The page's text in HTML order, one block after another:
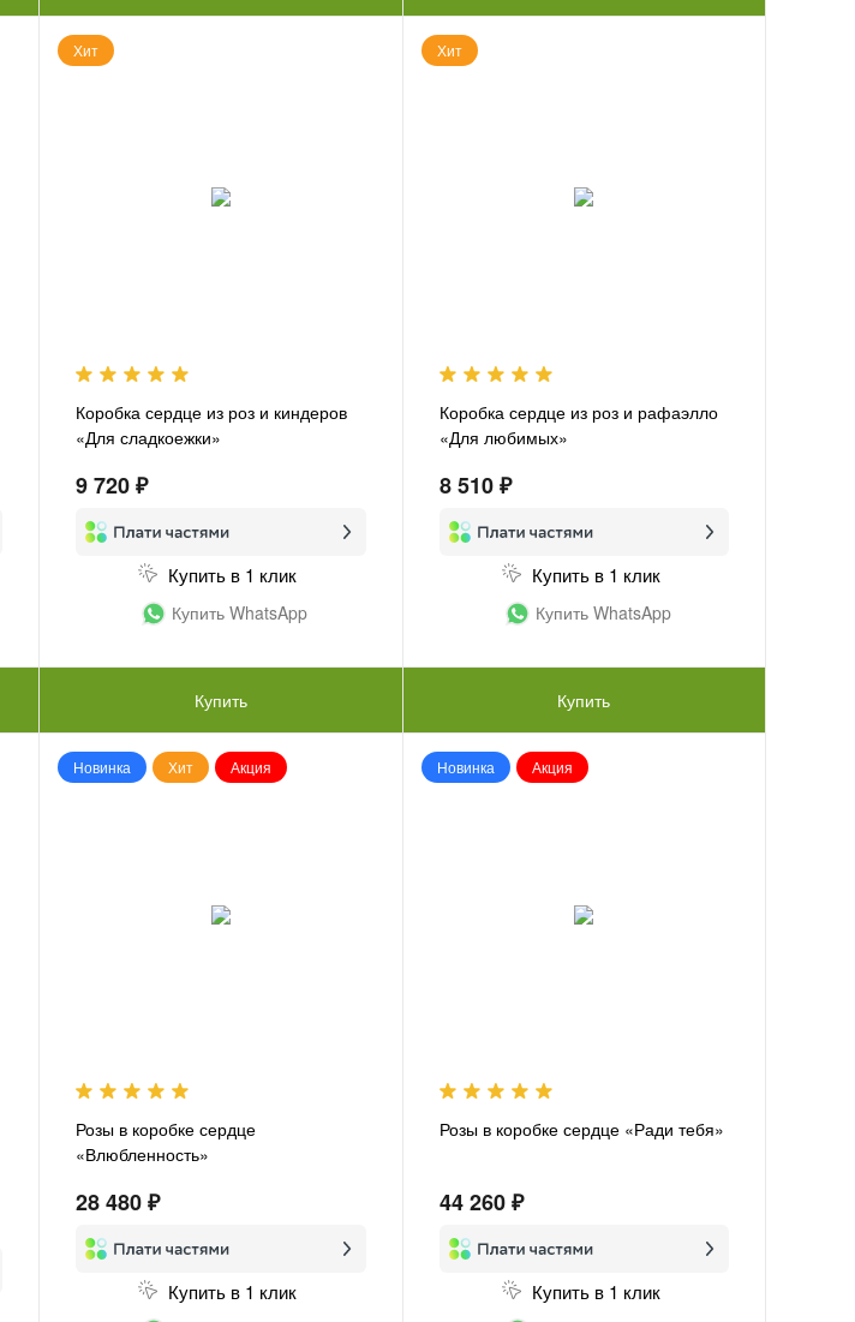
Хит
Коробка сердце из роз и киндеров
«Для сладкоежки»
9 720 ₽
Купить в 1 клик
Купить WhatsApp
Купить
Хит
Коробка сердце из роз и рафаэлло
«Для любимых»
8 510 ₽
Купить в 1 клик
Купить WhatsApp
Купить
Новинка Хит Акция
Розы в коробке сердце
«Влюбленность»
28 480 ₽
Купить в 1 клик
Новинка Акция
Розы в коробке сердце «Ради тебя»
44 260 ₽
Купить в 1 клик